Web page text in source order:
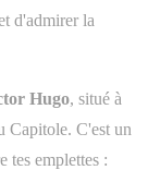
d'admirer la
Hugo, situé à
Capitole. C'est un
tes emplettes :